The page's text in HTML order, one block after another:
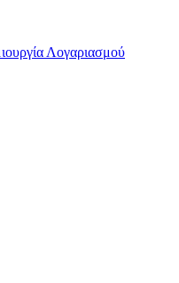
Λογαριασμού